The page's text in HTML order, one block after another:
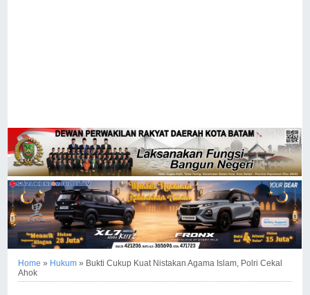
Home » Hukum » Bukti Cukup Kuat Nistakan Agama Islam, Polri Cekal
Ahok